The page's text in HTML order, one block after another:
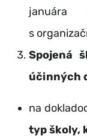
januára
s
Spojená
účinných
na
typ školy,